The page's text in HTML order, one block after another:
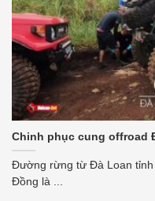
Chinh phục cung offroad
Đường rừng từ Đà Loan tỉnh
Đồng là ...